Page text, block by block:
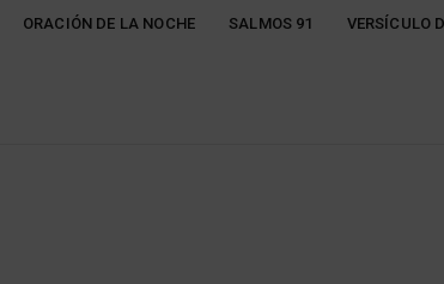
ORACIÓN DE LA NOCHE SALMOS 91 VERSÍCULO